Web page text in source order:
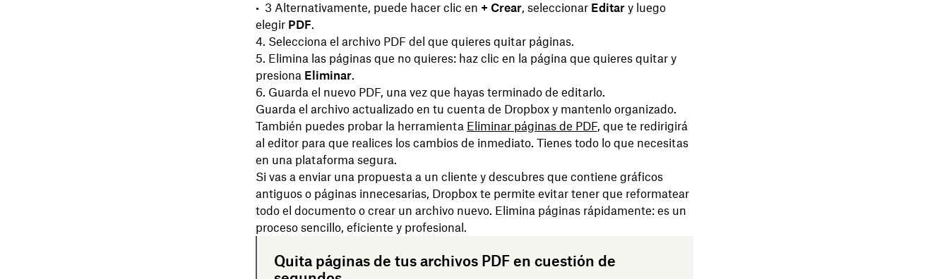
Alternativamente, puede hacer clic en + Crear, seleccionar Editary luego
elegir PDF.
Selecciona el archivo PDF del que quieres quitar páginas.
Elimina las páginas que no quieres: haz clic en la página que quieres quitar y
presiona Eliminar.
Guarda el nuevo PDF, una vez que hayas terminado de editarlo.
Guarda el archivo actualizado en tu cuenta de Dropbox y mantenlo organizado.
También puedes probar la herramienta Eliminar páginas de PDF, que te redirigirá
al editor para que realices los cambios de inmediato. Tienes todo lo que necesitas
en una plataforma segura.
Si vas a enviar una propuesta a un cliente y descubres que contiene gráficos
antiguos o páginas innecesarias, Dropbox te permite evitar tener que reformatear
todo el documento o crear un archivo nuevo. Elimina páginas rápidamente: es un
proceso sencillo, eficiente y profesional.
Quita páginas de tus archivos PDF en cuestión de